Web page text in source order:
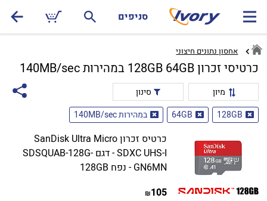
סניפים
אחסון נתונים חיצוני
כרטיסי זכרון 128GB 64GB במהירות 140MB/sec
מיון
סינון
128GB
64GB במהירות 140MB/sec
כרטיס זכרון SanDisk Ultra Micro
SDXC UHS-I - דגם SDSQUAB-128G-
GN6MN - נפח 128GB
105
₪